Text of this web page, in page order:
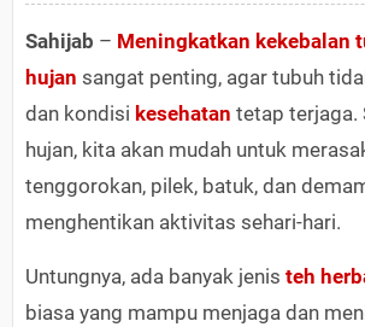
Sahijab – Meningkatkan kekebalan
hujan sangat penting, agar tubuh
dan kondisi kesehatan tetap terjaga.
hujan, kita akan mudah untuk
tenggorokan, pilek, batuk, dan
menghentikan aktivitas sehari-hari.
Untungnya, ada banyak jenis teh
biasa yang mampu menjaga dan